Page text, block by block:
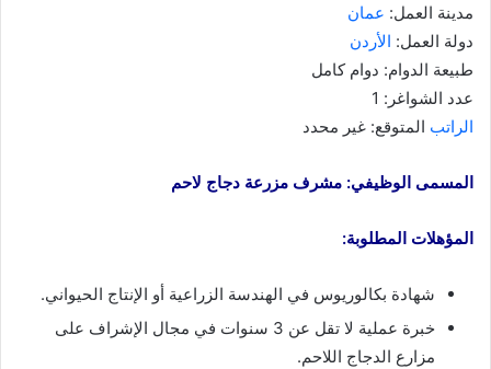
مدينة العمل: عمان
دولة العمل: الأردن
طبيعة الدوام: دوام كامل
عدد الشواغر: 1
الراتب المتوقع: غير محدد
المسمى الوظيفي: مشرف مزرعة دجاج لاحم
المؤهلات المطلوبة:
شهادة بكالوريوس في الهندسة الزراعية أو الإنتاج الحيواني.
خبرة عملية لا تقل عن 3 سنوات في مجال الإشراف على
مزارع الدجاج اللاحم.